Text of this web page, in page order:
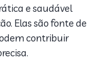
e saudável
Elas são fonte de
contribuir